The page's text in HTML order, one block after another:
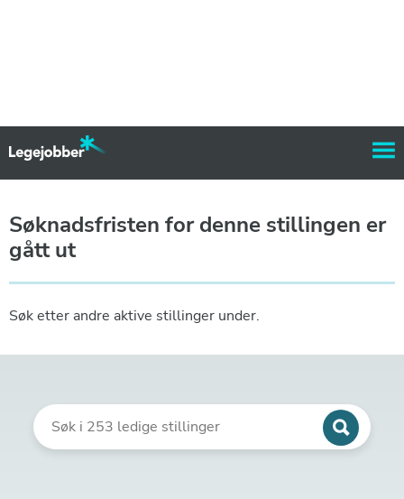
Søknadsfristen for denne stillingen er
gått ut
Søk etter andre aktive stillinger under.